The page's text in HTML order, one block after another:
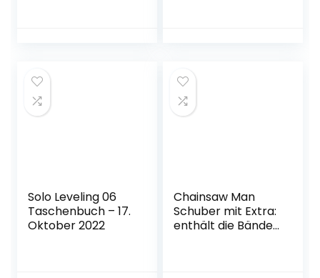
Solo Leveling 06
Taschenbuch – 17.
Oktober 2022
Chainsaw Man
Schuber mit Extra:
enthält die Bände 1